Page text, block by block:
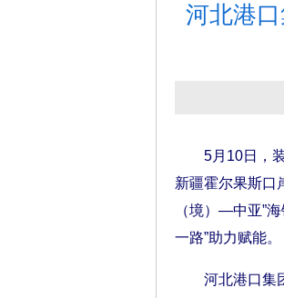
河北港
5月10日，装
新疆霍尔果斯口
（境）—中亚”
一路”助力赋能。
河北港口集团